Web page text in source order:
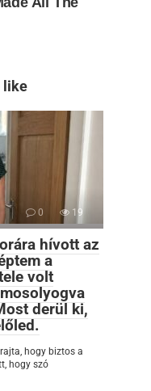
like
0 19
hívott az
a
volt
derül ki,
hogy biztos a
hogy szó